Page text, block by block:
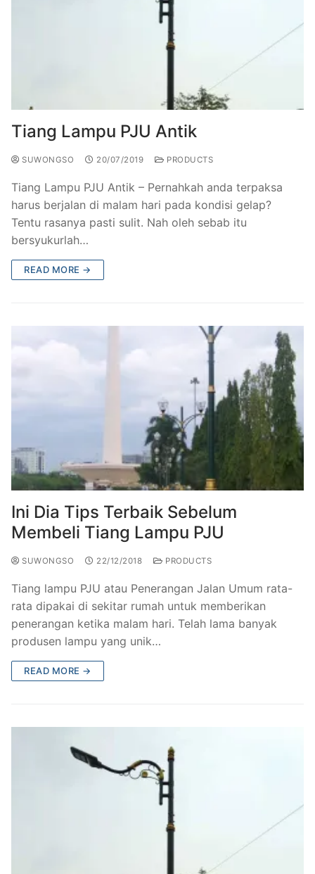
Tiang Lampu PJU Antik
SUWONGSO 20/07/2019 PRODUCTS
Tiang Lampu PJU Antik – Pernahkah anda terpaksa
harus berjalan di malam hari pada kondisi gelap?
Tentu rasanya pasti sulit. Nah oleh sebab itu
bersyukurlah…
READ MORE →
Ini Dia Tips Terbaik Sebelum
Membeli Tiang Lampu PJU
SUWONGSO 22/12/2018 PRODUCTS
Tiang lampu PJU atau Penerangan Jalan Umum rata-
rata dipakai di sekitar rumah untuk memberikan
penerangan ketika malam hari. Telah lama banyak
produsen lampu yang unik…
READ MORE →